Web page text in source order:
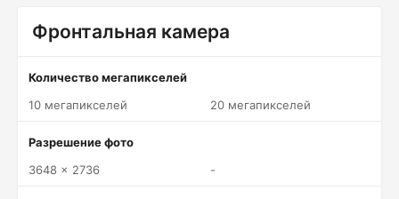
Фронтальная камера
Количество мегапикселей
10 мегапикселей
20 мегапикселей
Разрешение фото
3648 x 2736
-